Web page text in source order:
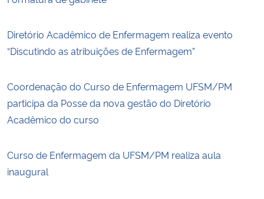
Diretório Acadêmico de Enfermagem realiza evento
“Discutindo as atribuições de Enfermagem”
Coordenação do Curso de Enfermagem UFSM/PM
participa da Posse da nova gestão do Diretório
Acadêmico do curso
Curso de Enfermagem da UFSM/PM realiza aula
inaugural